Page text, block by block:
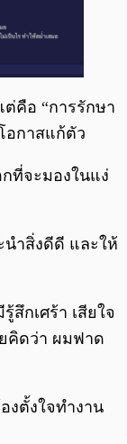
คือ “การรักษา
อกาสแก้ตัว
ที่จะมองในแง่
ำสิ่งดีดี และให้
กเศร้า เสียใจ
คิดว่า ผมฟาด
งตั้งใจทำงาน